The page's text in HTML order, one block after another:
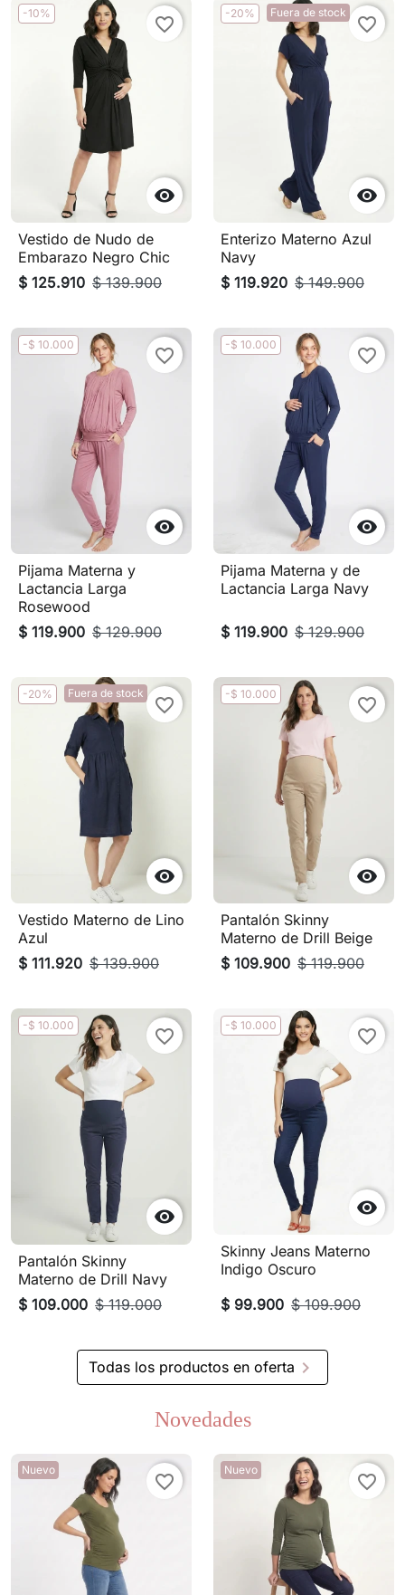
-10%

favorite_border
Vestido de Nudo de
Embarazo Negro Chic
$ 125.910 $ 139.900
-20% Fuera de stock

favorite_border
Enterizo Materno Azul
Navy
$ 119.920 $ 149.900
-$ 10.000

favorite_border
Pijama Materna y
Lactancia Larga
Rosewood
$ 119.900 $ 129.900
-$ 10.000

favorite_border
Pijama Materna y de
Lactancia Larga Navy
$ 119.900 $ 129.900
-20% Fuera de stock

favorite_border
Vestido Materno de Lino
Azul
$ 111.920 $ 139.900
-$ 10.000

favorite_border
Pantalón Skinny
Materno de Drill Beige
$ 109.900 $ 119.900
-$ 10.000

favorite_border
Pantalón Skinny
Materno de Drill Navy
$ 109.000 $ 119.000
-$ 10.000

favorite_border
Skinny Jeans Materno
Indigo Oscuro
$ 99.900 $ 109.900
Todas los productos en oferta 
Novedades
Nuevo
favorite_border
Nuevo
favorite_border